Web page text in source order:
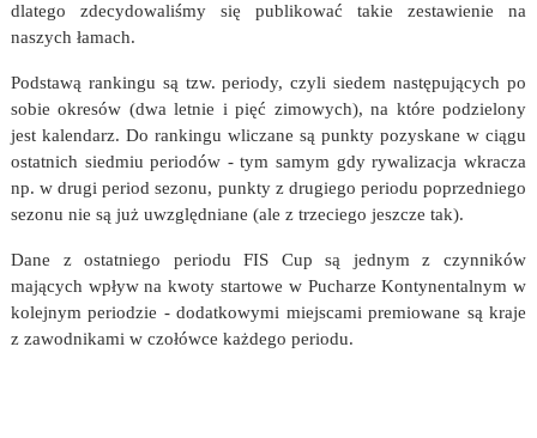
dlatego zdecydowaliśmy się publikować takie zestawienie na
naszych łamach.
Podstawą rankingu są tzw. periody, czyli siedem następujących po
sobie okresów (dwa letnie i pięć zimowych), na które podzielony
jest kalendarz. Do rankingu wliczane są punkty pozyskane w ciągu
ostatnich siedmiu periodów - tym samym gdy rywalizacja wkracza
np. w drugi period sezonu, punkty z drugiego periodu poprzedniego
sezonu nie są już uwzględniane (ale z trzeciego jeszcze tak).
Dane z ostatniego periodu FIS Cup są jednym z czynników
mających wpływ na kwoty startowe w Pucharze Kontynentalnym w
kolejnym periodzie - dodatkowymi miejscami premiowane są kraje
z zawodnikami w czołówce każdego periodu.